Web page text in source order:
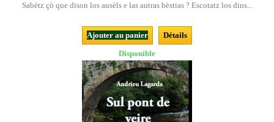
Sabètz çò que dison los ausèls e las autras bèstias ? Escotatz los dins...
Ajouter au panier
Détails
Disponible